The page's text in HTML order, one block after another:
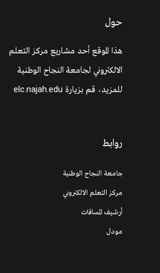
حول
هذا الموقع أحد مشاريع مركز التعلم
الالكتروني لجامعة النجاح الوطنية
للمزيد، قم بزيارة elc.najah.edu
روابط
جامعة النجاح الوطنية
مركز التعلم الالكتروني
أرشيف المساقات
مودل